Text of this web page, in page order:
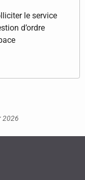
le service
d’ordre
2026